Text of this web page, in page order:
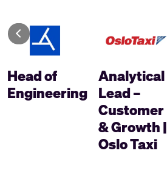
Head of
Engineering
Analytical
Lead –
Customer
& Growth |
Oslo Taxi